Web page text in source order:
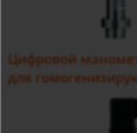
Цифровой
для